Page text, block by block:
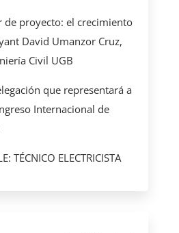
de proyecto: el crecimiento
David Umanzor Cruz,
Civil UGB
que representará a
Internacional de
TÉCNICO ELECTRICISTA